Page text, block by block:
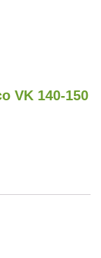
VK 140-150